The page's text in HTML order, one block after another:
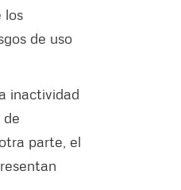
los
de uso
inactividad
de
parte, el